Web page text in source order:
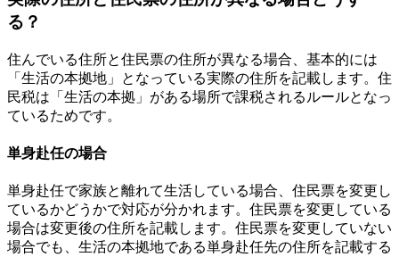
る？
住んでいる住所と住民票の住所が異なる場合、基本的には
「生活の本拠地」となっている実際の住所を記載します。住
民税は「生活の本拠」がある場所で課税されるルールとなっ
ているためです。
単身赴任の場合
単身赴任で家族と離れて生活している場合、住民票を変更し
ているかどうかで対応が分かれます。住民票を変更している
場合は変更後の住所を記載します。住民票を変更していない
場合でも、生活の本拠地である単身赴任先の住所を記載する